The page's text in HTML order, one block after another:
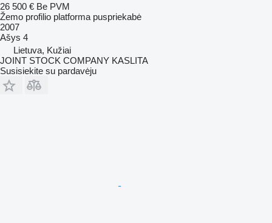
26 500 € Be PVM
Žemo profilio platforma puspriekabė
2007
Ašys 4
Lietuva, Kužiai
JOINT STOCK COMPANY KASLITA
Susisiekite su pardavėju